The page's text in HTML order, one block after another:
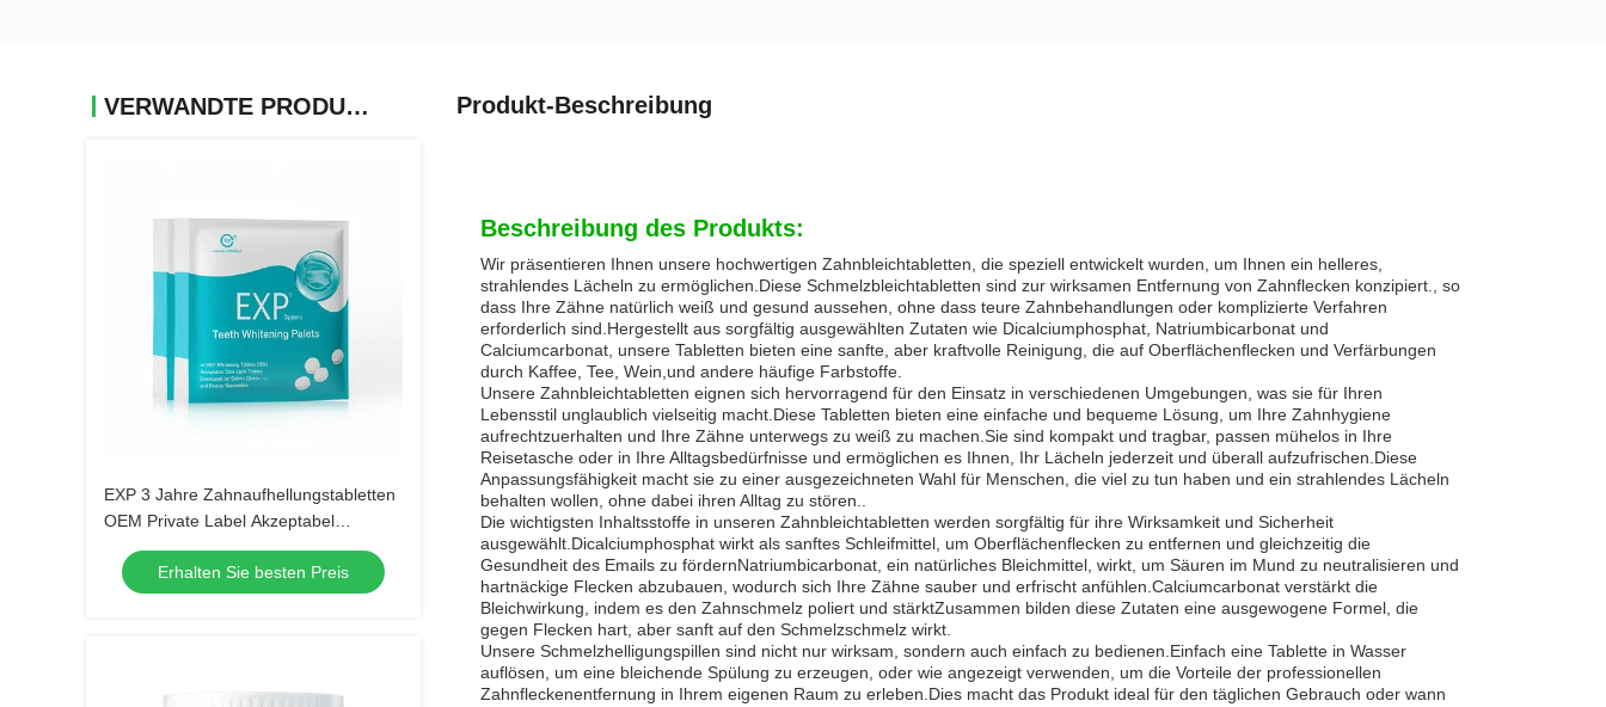
VERWANDTE PRODUKTE
EXP 3 Jahre Zahnaufhellungstabletten
OEM Private Label Akzeptabel
Mundpflege-Tabletten Entwickelt für
Zahnkliniken und
Schönheitsspezialisten
Erhalten Sie besten Preis
Produkt-Beschreibung
Beschreibung des Produkts:
Wir präsentieren Ihnen unsere hochwertigen Zahnbleichtabletten, die speziell entwickelt wurden, um Ihnen ein helleres,
strahlendes Lächeln zu ermöglichen.Diese Schmelzbleichtabletten sind zur wirksamen Entfernung von Zahnflecken konzipiert., so
dass Ihre Zähne natürlich weiß und gesund aussehen, ohne dass teure Zahnbehandlungen oder komplizierte Verfahren
erforderlich sind.Hergestellt aus sorgfältig ausgewählten Zutaten wie Dicalciumphosphat, Natriumbicarbonat und
Calciumcarbonat, unsere Tabletten bieten eine sanfte, aber kraftvolle Reinigung, die auf Oberflächenflecken und Verfärbungen
durch Kaffee, Tee, Wein,und andere häufige Farbstoffe.
Unsere Zahnbleichtabletten eignen sich hervorragend für den Einsatz in verschiedenen Umgebungen, was sie für Ihren
Lebensstil unglaublich vielseitig macht.Diese Tabletten bieten eine einfache und bequeme Lösung, um Ihre Zahnhygiene
aufrechtzuerhalten und Ihre Zähne unterwegs zu weiß zu machen.Sie sind kompakt und tragbar, passen mühelos in Ihre
Reisetasche oder in Ihre Alltagsbedürfnisse und ermöglichen es Ihnen, Ihr Lächeln jederzeit und überall aufzufrischen.Diese
Anpassungsfähigkeit macht sie zu einer ausgezeichneten Wahl für Menschen, die viel zu tun haben und ein strahlendes Lächeln
behalten wollen, ohne dabei ihren Alltag zu stören..
Die wichtigsten Inhaltsstoffe in unseren Zahnbleichtabletten werden sorgfältig für ihre Wirksamkeit und Sicherheit
ausgewählt.Dicalciumphosphat wirkt als sanftes Schleifmittel, um Oberflächenflecken zu entfernen und gleichzeitig die
Gesundheit des Emails zu fördernNatriumbicarbonat, ein natürliches Bleichmittel, wirkt, um Säuren im Mund zu neutralisieren und
hartnäckige Flecken abzubauen, wodurch sich Ihre Zähne sauber und erfrischt anfühlen.Calciumcarbonat verstärkt die
Bleichwirkung, indem es den Zahnschmelz poliert und stärktZusammen bilden diese Zutaten eine ausgewogene Formel, die
gegen Flecken hart, aber sanft auf den Schmelzschmelz wirkt.
Unsere Schmelzhelligungspillen sind nicht nur wirksam, sondern auch einfach zu bedienen.Einfach eine Tablette in Wasser
auflösen, um eine bleichende Spülung zu erzeugen, oder wie angezeigt verwenden, um die Vorteile der professionellen
Zahnfleckenentfernung in Ihrem eigenen Raum zu erleben.Dies macht das Produkt ideal für den täglichen Gebrauch oder wann